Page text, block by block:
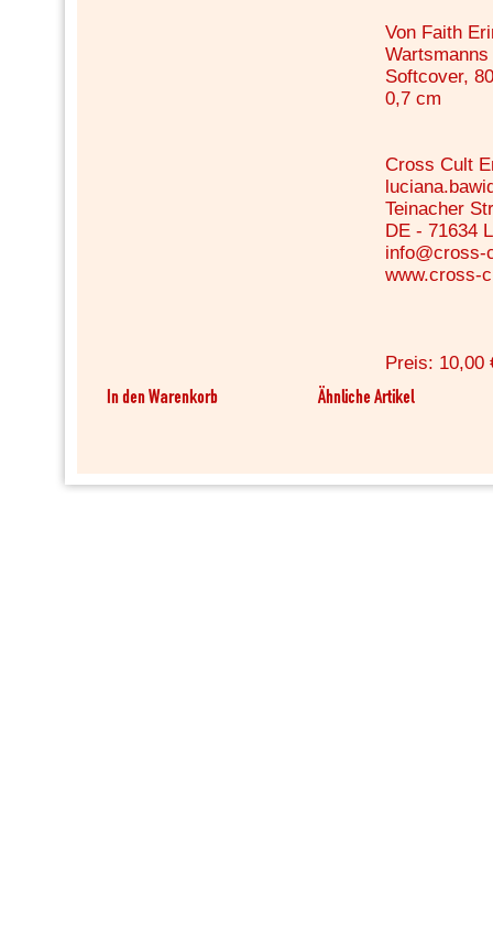
Von Faith
Wartsmanns
Softcover,
0,7 cm
Cross Cult
Teinacher
DE - 71634
info@cross-
www.cross-
Preis: 10,00